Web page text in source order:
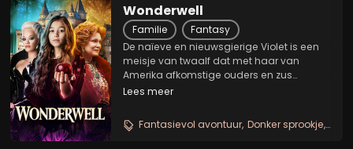
Wonderwell
Familie
Fantasy
De naïeve en nieuwsgierige Violet is een
meisje van twaalf dat met haar van
Amerika afkomstige ouders en zus
Savannah in Italië woont. Wanneer haar
befaamde modemerk van Yana, trekt het
gezin in het kader van een...
Lees meer
Fantasievol avontuur Donker sprookje